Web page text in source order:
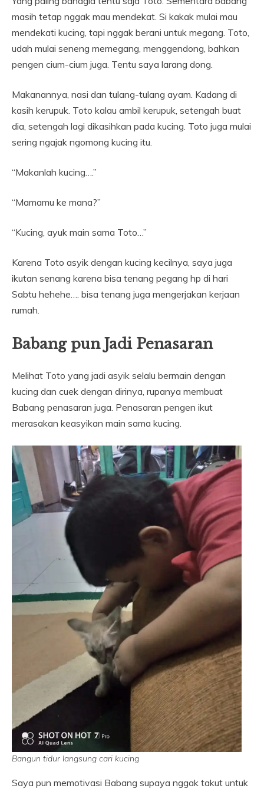
masih tetap nggak mau mendekat. Si kakak mulai mau
mendekati kucing, tapi nggak berani untuk megang. Toto,
udah mulai seneng memegang, menggendong, bahkan
pengen cium-cium juga. Tentu saya larang dong.
Makanannya, nasi dan tulang-tulang ayam. Kadang di
kasih kerupuk. Toto kalau ambil kerupuk, setengah buat
dia, setengah lagi dikasihkan pada kucing. Toto juga mulai
sering ngajak ngomong kucing itu.
“Makanlah kucing….”
“Mamamu ke mana?”
“Kucing, ayuk main sama Toto…”
Karena Toto asyik dengan kucing kecilnya, saya juga
ikutan senang karena bisa tenang pegang hp di hari
Sabtu hehehe…. bisa tenang juga mengerjakan kerjaan
rumah.
Babang pun Jadi Penasaran
Melihat Toto yang jadi asyik selalu bermain dengan
kucing dan cuek dengan dirinya, rupanya membuat
Babang penasaran juga. Penasaran pengen ikut
merasakan keasyikan main sama kucing.
Bangun tidur langsung cari kucing
Saya pun memotivasi Babang supaya nggak takut untuk